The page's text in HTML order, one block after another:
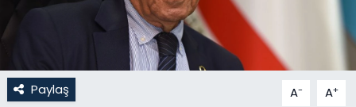
Paylaş A- A+
Nöbetçi Eczaneler
Otomobil Dünyası
Politika